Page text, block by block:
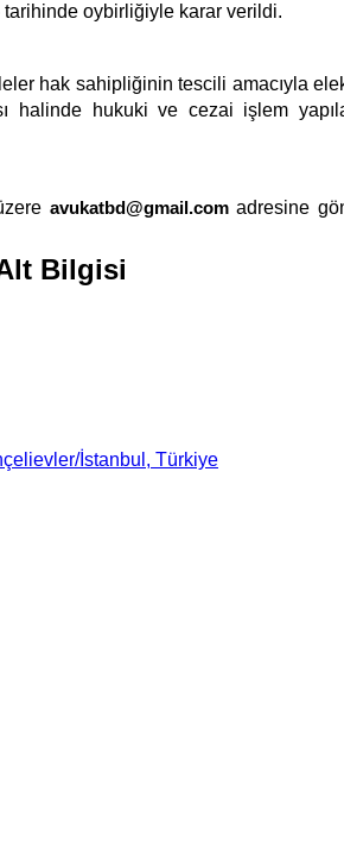
tarihinde oybirliğiyle karar verildi.
hak sahipliğinin tescili amacıyla
hukuki ve cezai işlem
avukatbd@gmail.comadresine
Bilgisi
İstanbul, Türkiye